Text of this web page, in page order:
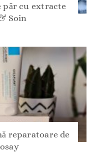
păr cu extracte
Soin
reparatoare de